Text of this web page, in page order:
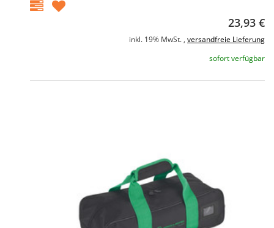
23,93 €
inkl. 19% MwSt. , versandfreie Lieferung
sofort verfügbar